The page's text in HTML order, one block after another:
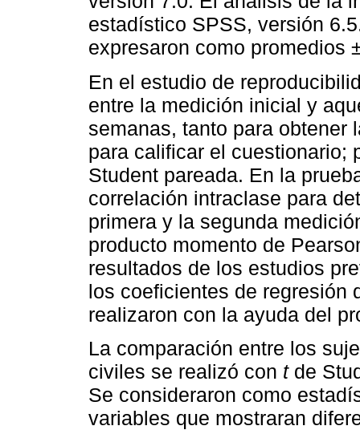
estadístico SPSS, versión
expresaron como promedios
En el estudio de
entre la medición inicial y
semanas, tanto para obtener
para calificar el
Student pareada. En la
correlación intraclase para
primera y la segunda
producto momento de
resultados de los estudios
los coeficientes de regresión
realizaron con la ayuda del
La comparación entre los
civiles se realizó con tde
Se consideraron como
variables que mostraran